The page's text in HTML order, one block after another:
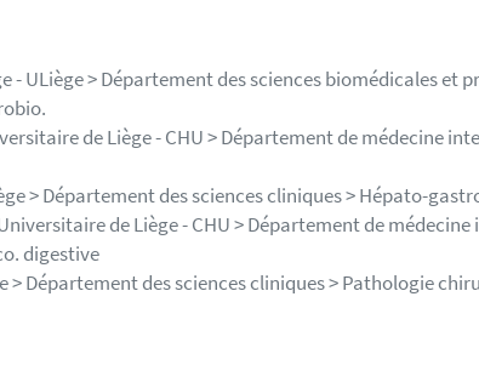
- ULiège > Département des sciences biomédicales et
de Liège - CHU > Département de médecine
> Département des sciences cliniques > Hépato-
de Liège - CHU > Département de médecine
digestive
> Département des sciences cliniques > Pathologie